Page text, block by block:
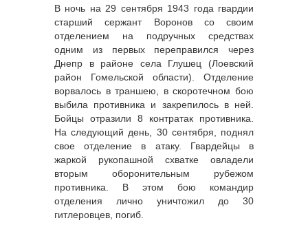
В ночь на 29 сентября 1943 года гвардии
старший сержант Воронов со своим
отделением на подручных средствах
одним из первых переправился через
Днепр в районе села Глушец (Лоевский
район Гомельской области). Отделение
ворвалось в траншею, в скоротечном бою
выбила противника и закрепилось в ней.
Бойцы отразили 8 контратак противника.
На следующий день, 30 сентября, поднял
свое отделение в атаку. Гвардейцы в
жаркой рукопашной схватке овладели
вторым оборонительным рубежом
противника. В этом бою командир
отделения лично уничтожил до 30
гитлеровцев, погиб.